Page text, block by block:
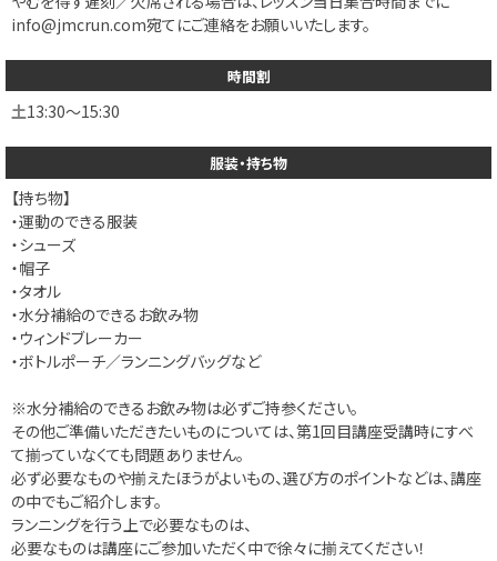
info@jmcrun.com宛てにご連絡をお願いいたします。
時間割
土13:30～15:30
服装・持ち物
【持ち物】
・運動のできる服装
・シューズ
・帽子
・タオル
・水分補給のできるお飲み物
・ウィンドブレーカー
・ボトルポーチ／ランニングバッグなど
※水分補給のできるお飲み物は必ずご持参ください。
その他ご準備いただきたいものについては、第1回目講座受講時にすべ
て揃っていなくても問題ありません。
必ず必要なものや揃えたほうがよいもの、選び方のポイントなどは、講座
の中でもご紹介します。
ランニングを行う上で必要なものは、
必要なものは講座にご参加いただく中で徐々に揃えてください！